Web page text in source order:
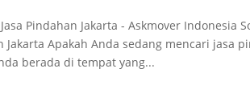
Pindahan Jakarta - Askmover
Jakarta Apakah Anda sedang mencari jasa
berada di tempat yang...